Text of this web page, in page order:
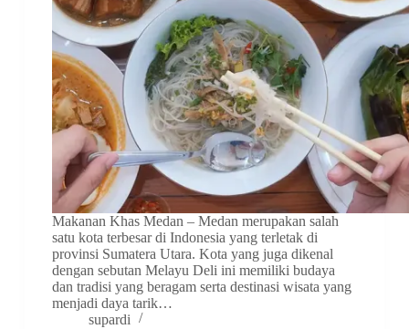
Makanan Khas Medan – Medan merupakan salah
satu kota terbesar di Indonesia yang terletak di
provinsi Sumatera Utara. Kota yang juga dikenal
dengan sebutan Melayu Deli ini memiliki budaya
dan tradisi yang beragam serta destinasi wisata yang
menjadi daya tarik…
supardi